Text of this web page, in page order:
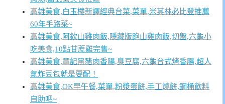
高雄美食,白玉樓新譯經典台菜,菜單,米其林必比登推薦
60年手路菜~
高雄美食,阿欽山雞肉飯,隱藏版跑山雞肉飯,切盤,六龜小
吃美食,10點甘蔗雞完售~
高雄美食,章記黑豬肉香腸,臭豆腐,六龜台式烤香腸,超人
氣炸豆包就是要配！
高雄美食,OK早午餐,菜單,粉漿蛋餅,手工燒餅,鋼桶飲料
自助吧~